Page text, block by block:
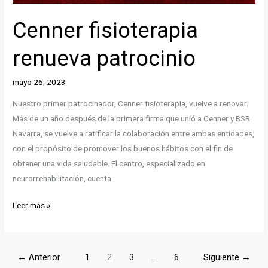
Cenner fisioterapia
renueva patrocinio
mayo 26, 2023
Nuestro primer patrocinador, Cenner fisioterapia, vuelve a renovar.
Más de un año después de la primera firma que unió a Cenner y BSR
Navarra, se vuelve a ratificar la colaboración entre ambas entidades,
con el propósito de promover los buenos hábitos con el fin de
obtener una vida saludable. El centro, especializado en
neurorrehabilitación, cuenta
Cenner
Leer más »
← Anterior 1 2 3 … 6 Siguiente →